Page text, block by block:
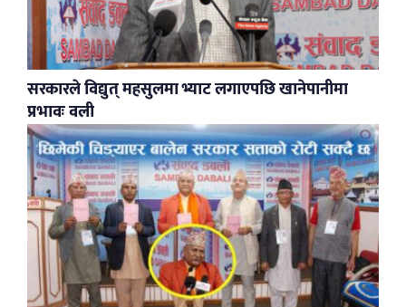
सरकारले विद्युत् महसुलमा भ्याट लगाएपछि खानेपानीमा
प्रभावः वली